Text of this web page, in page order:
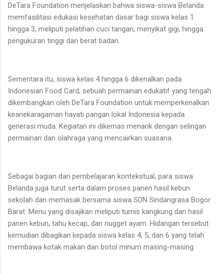
DeTara Foundation menjelaskan bahwa siswa-siswa Belanda
memfasilitasi edukasi kesehatan dasar bagi siswa kelas 1
hingga 3, meliputi pelatihan cuci tangan, menyikat gigi, hingga
pengukuran tinggi dan berat badan.
Sementara itu, siswa kelas 4 hingga 6 dikenalkan pada
Indonesian Food Card, sebuah permainan edukatif yang tengah
dikembangkan oleh DeTara Foundation untuk memperkenalkan
keanekaragaman hayati pangan lokal Indonesia kepada
generasi muda. Kegiatan ini dikemas menarik dengan selingan
permainan dan olahraga yang mencairkan suasana.
Sebagai bagian dari pembelajaran kontekstual, para siswa
Belanda juga turut serta dalam proses panen hasil kebun
sekolah dan memasak bersama siswa SDN Sindangrasa Bogor
Barat. Menu yang disajikan meliputi tumis kangkung dari hasil
panen kebun, tahu kecap, dan nugget ayam. Hidangan tersebut
kemudian dibagikan kepada siswa kelas 4, 5, dan 6 yang telah
membawa kotak makan dan botol minum masing-masing.